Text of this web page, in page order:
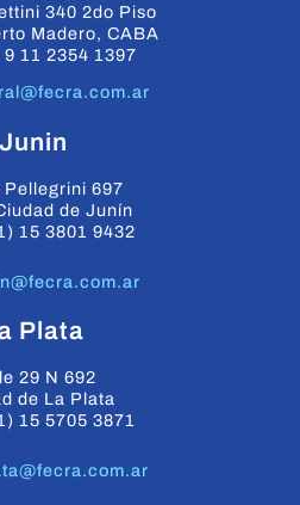
340 2do Piso
Madero, CABA
11 2354 1397
Junin
Pellegrini 697
de Junín
15 3801 9432
Plata
29 N 692
de La Plata
15 5705 3871